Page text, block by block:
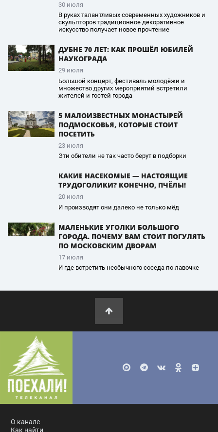
30 июля
В руках талантливых современных художников и
скульпторов традиционное декоративное
искусство получает новое прочтение
ДУБНЕ 70 ЛЕТ: КАК ПРОШЁЛ ЮБИЛЕЙ
НАУКОГРАДА
29 июля
Большой концерт, фестиваль молодёжи и
множество других мероприятий встретили
жителей и гостей города
5 МАЛОИЗВЕСТНЫХ МОНАСТЫРЕЙ
ПОДМОСКОВЬЯ, КОТОРЫЕ СТОИТ
ПОСЕТИТЬ
23 июля
Эти обители не так часто берут в подборки
КАКИЕ НАСЕКОМЫЕ — НАСТОЯЩИЕ
ТРУДОГОЛИКИ? КОНЕЧНО, ПЧЁЛЫ!
20 июля
И производят они далеко не только мёд
МАЛЕНЬКИЕ УГОЛКИ БОЛЬШОГО
ГОРОДА. ПОЧЕМУ ВАМ СТОИТ ПОГУЛЯТЬ
ПО МОСКОВСКИМ ДВОРАМ
17 июля
И где встретить необычного соседа по лавочке
О канале
Как найти